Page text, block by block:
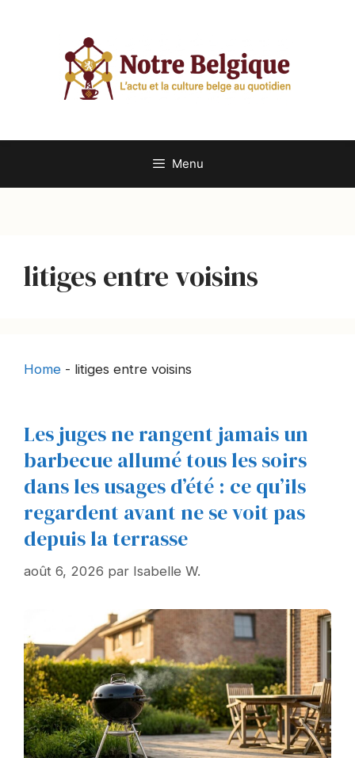
Menu
litiges entre voisins
Home - litiges entre voisins
Les juges ne rangent jamais un
barbecue allumé tous les soirs
dans les usages d’été : ce qu’ils
regardent avant ne se voit pas
depuis la terrasse
août 6, 2026 par Isabelle W.